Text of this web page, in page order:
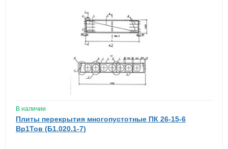
В наличии
Плиты перекрытия многопустотные ПК 26-15-6
Вр1Тов (Б1.020.1-7)